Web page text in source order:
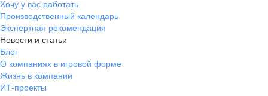
Казань
Тверь
Томск
Кызыл
Тула
Тюмень
Хочу у вас работать
Производственный календарь
Экспертная рекомендация
Новости и статьи
Блог
О компаниях в игровой форме
Жизнь в компании
ИТ-проекты